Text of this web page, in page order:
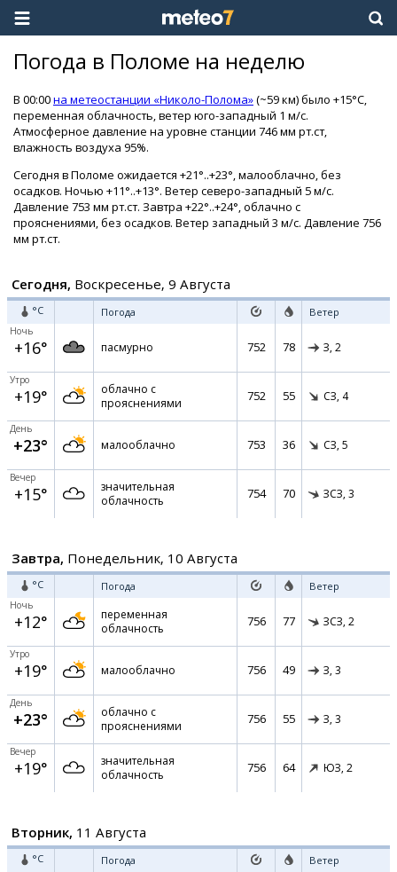
Погода в Поломе на неделю
В 00:00на метеостанции «Николо-Полома»(~59 км) было +15°C,
переменная облачность, ветер юго-западный 1 м/с.
Атмосферное давление на уровне станции 746 мм рт.ст,
влажность воздуха 95%.
Сегодня в Поломе ожидается +21°..+23°, малооблачно, без
осадков. Ночью +11°..+13°. Ветер северо-западный 5 м/с.
Давление 753 мм рт.ст. Завтра +22°..+24°, облачно с
прояснениями, без осадков. Ветер западный 3 м/с. Давление 756
мм рт.ст.
Сегодня, Воскресенье, 9 Августа
°C Погода Ветер
Ночь
+16° пасмурно 752 78 З, 2
Утро
+19°
облачно с
прояснениями
752 55 СЗ, 4
День
+23° малооблачно 753 36 СЗ, 5
Вечер
+15°
значительная
облачность
754 70 ЗСЗ, 3
Завтра, Понедельник, 10 Августа
°C Погода Ветер
Ночь
+12°
переменная
облачность
756 77 ЗСЗ, 2
Утро
+19° малооблачно 756 49 З, 3
День
+23°
облачно с
прояснениями
756 55 З, 3
Вечер
+19°
значительная
облачность
756 64 ЮЗ, 2
Вторник, 11 Августа
°C Погода Ветер